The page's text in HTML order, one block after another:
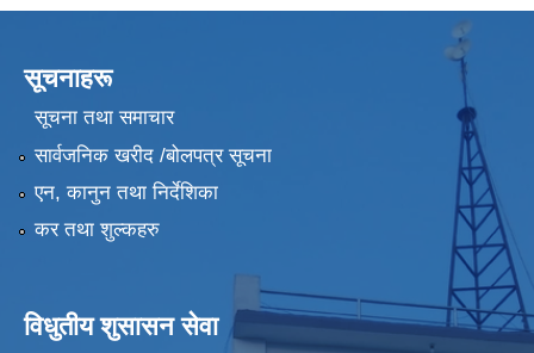
सूचनाहरू
सूचना तथा समाचार
सार्वजनिक खरीद /बोलपत्र सूचना
एन, कानुन तथा निर्देशिका
कर तथा शुल्कहरु
विधुतीय शुसासन सेवा